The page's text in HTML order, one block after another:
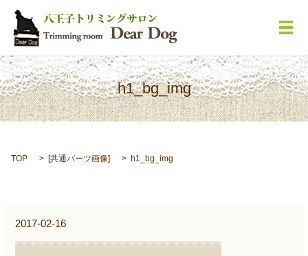
メ
h1_bg_img
TOP [共通パーツ画像] h1_bg_img
2017-02-16